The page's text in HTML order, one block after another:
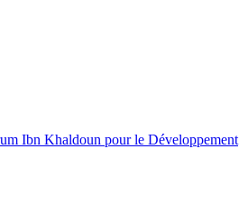
Ibn Khaldoun pour le Développement